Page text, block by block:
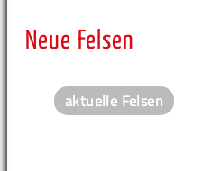
Neue Felsen
aktuelle Felsen